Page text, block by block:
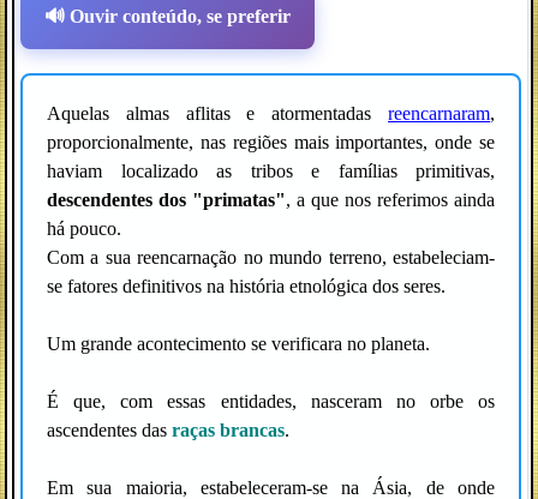
🔊 Ouvir conteúdo, se preferir
Aquelas almas aflitas e atormentadas reencarnaram,
proporcionalmente, nas regiões mais importantes, onde se
haviam localizado as tribos e famílias primitivas,
descendentes dos "primatas", a que nos referimos ainda
há pouco.
Com a sua reencarnação no mundo terreno, estabeleciam-
se fatores definitivos na história etnológica dos seres.
Um grande acontecimento se verificara no planeta.
É que, com essas entidades, nasceram no orbe os
ascendentes das raças brancas.
Em sua maioria, estabeleceram-se na Ásia, de onde